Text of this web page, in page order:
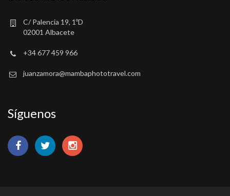
C/ Palencia 19, 1ºD
02001 Albacete
+34 677 459 966
juanzamora@mambaphototravel.com
Síguenos